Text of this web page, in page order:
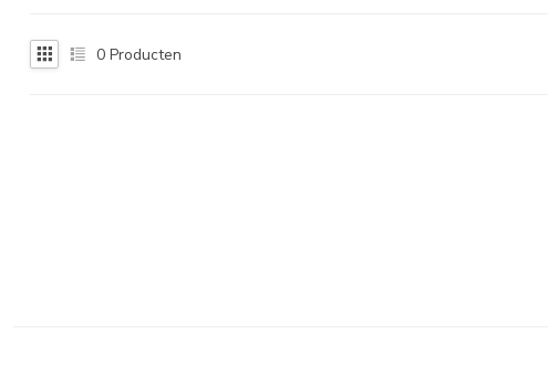
0 Producten